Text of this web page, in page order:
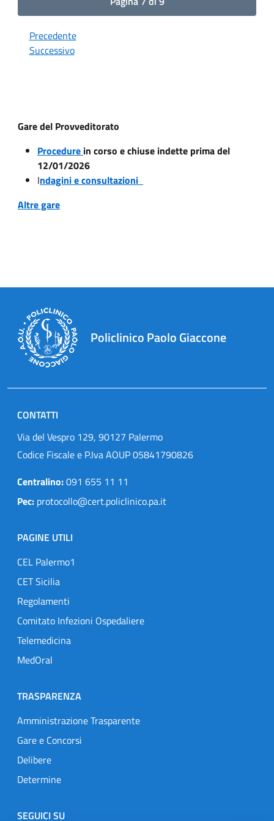
Precedente
Successivo
Gare del Provveditorato
Procedure in corso e chiuse indette prima del
12/01/2026
Indagini e consultazioni
Altre gare
Policlinico Paolo Giaccone
CONTATTI
Via del Vespro 129, 90127 Palermo
Codice Fiscale e P.Iva AOUP 05841790826
Centralino:091 655 11 11
Pec: protocollo@cert.policlinico.pa.it
PAGINE UTILI
CEL Palermo1
CET Sicilia
Regolamenti
Comitato Infezioni Ospedaliere
Telemedicina
MedOral
TRASPARENZA
Amministrazione Trasparente
Gare e Concorsi
Delibere
Determine
SEGUICI SU